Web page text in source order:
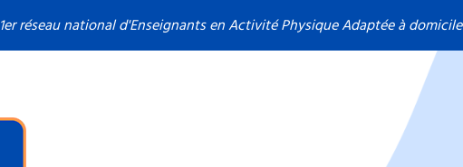
1er réseau national d'Enseignants en Activité Physique Adaptée à domicile